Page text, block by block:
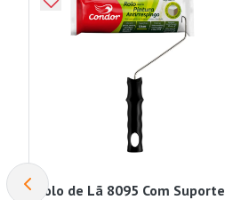
Rolo de Lã 8095 Com Suporte